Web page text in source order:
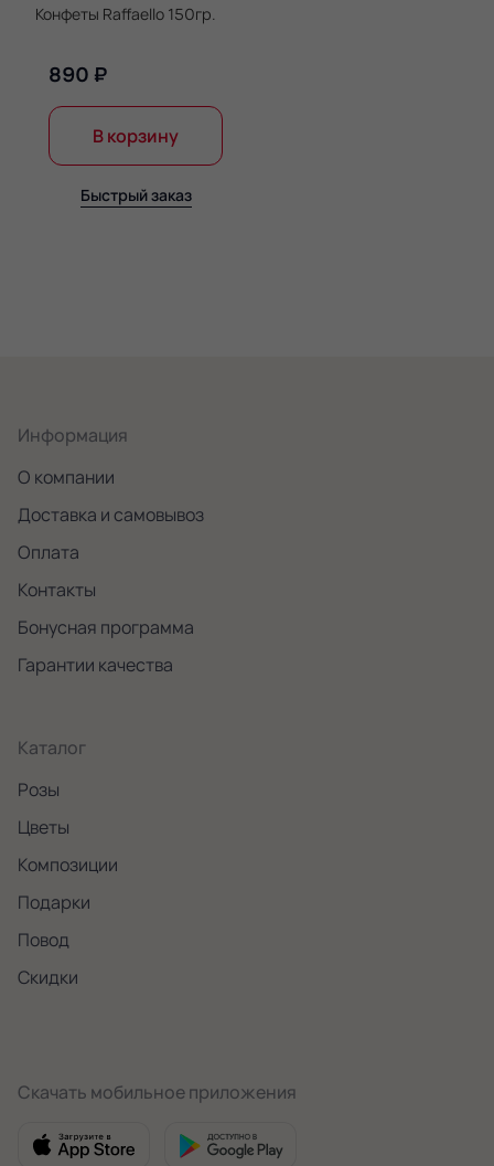
Конфеты Raffaello 150гр.
890 ₽
В корзину
Быстрый заказ
Информация
О компании
Доставка и самовывоз
Оплата
Контакты
Бонусная программа
Гарантии качества
Каталог
Розы
Цветы
Композиции
Подарки
Повод
Скидки
Скачать мобильное приложения